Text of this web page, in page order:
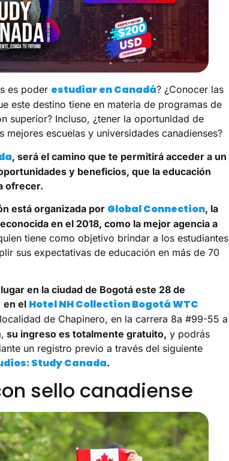
es poder estudiar en Canadá? ¿Conocer las
este destino tiene en materia de programas de
superior? Incluso, ¿tener la oportunidad de
mejores escuelas y universidades canadienses?
, será el camino que te permitirá acceder a un
y beneficios, que la educación
ofrecer.
está organizada por Global Connection, la
en el 2018, como la mejor agencia a
tiene como objetivo brindar a los estudiantes
sus expectativas de educación en más de 70
en la ciudad de Bogotá este 28 de
en el Hotel NH Collection Bogotá WTC
de Chapinero, en la carrera 8a #99-55 a
su ingreso es totalmente gratuito, y podrás
un registro previo a través del siguiente
Study Canada.
sello canadiense